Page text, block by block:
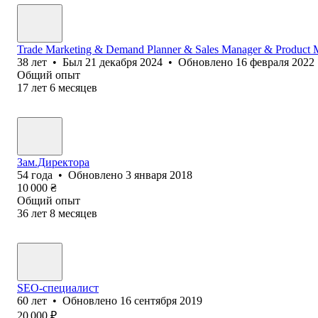
Trade Marketing & Demand Planner & Sales Manager & Product
38 лет • Был 21 декабря 2024 • Обновлено 16 февраля 2022
Общий опыт
17 лет 6 месяцев
Зам.Директора
54 года • Обновлено 3 января 2018
10 000 ₴
Общий опыт
36 лет 8 месяцев
SEO-специалист
60 лет • Обновлено 16 сентября 2019
20 000 ₽